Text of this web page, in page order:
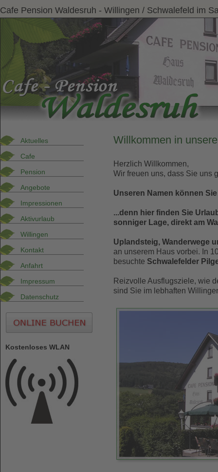
Cafe Pension Waldesruh - Willingen / Schwalefeld im
Aktuelles
Cafe
Pension
Angebote
Impressionen
Aktivurlaub
Willingen
Kontakt
Anfahrt
Impressum
Datenschutz
Kostenloses WLAN
Willkommen in
Herzlich Willkommen,
Wir freuen uns, dass Sie uns
Unseren Namen können
...denn hier finden Sie
sonniger Lage, direkt am
Uplandsteig, Wanderwege
an unserem Haus vorbei. In
besuchte Schwalefelder
Reizvolle Ausflugsziele, wie
sind Sie im lebhaften